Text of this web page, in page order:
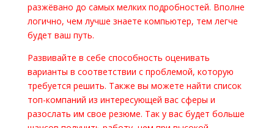
разжёвано до самых мелких подробностей. Вполне
логично, чем лучше знаете компьютер, тем легче
будет ваш путь.
Развивайте в себе способность оценивать
варианты в соответствии с проблемой, которую
требуется решить. Также вы можете найти список
топ-компаний из интересующей вас сферы и
разослать им свое резюме. Так у вас будет больше